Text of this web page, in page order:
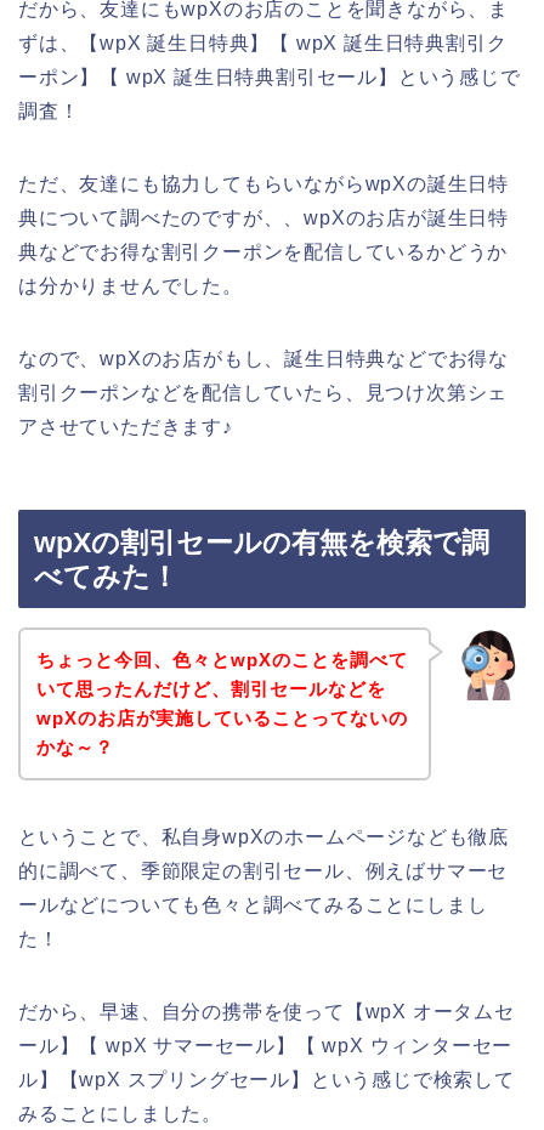
だから、友達にもwpXのお店のことを聞きながら、ま
ずは、【wpX 誕生日特典】【 wpX 誕生日特典割引ク
ーポン】【 wpX 誕生日特典割引セール】という感じで
調査！
ただ、友達にも協力してもらいながらwpXの誕生日特
典について調べたのですが、、wpXのお店が誕生日特
典などでお得な割引クーポンを配信しているかどうか
は分かりませんでした。
なので、wpXのお店がもし、誕生日特典などでお得な
割引クーポンなどを配信していたら、見つけ次第シェ
アさせていただきます♪
wpXの割引セールの有無を検索で調
べてみた！
ちょっと今回、色々とwpXのことを調べて
いて思ったんだけど、割引セールなどを
wpXのお店が実施していることってないの
かな～？
ということで、私自身wpXのホームページなども徹底
的に調べて、季節限定の割引セール、例えばサマーセ
ールなどについても色々と調べてみることにしまし
た！
だから、早速、自分の携帯を使って【wpX オータムセ
ール】【 wpX サマーセール】【 wpX ウィンターセー
ル】【wpX スプリングセール】という感じで検索して
みることにしました。